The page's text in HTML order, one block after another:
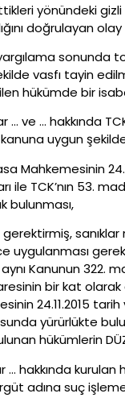
yönündeki gizli
doğrulayan
sonunda
vasfı tayin
hükümde bir
… ve … hakkında
kanuna uygun
Mahkemesinin
ile TCK’nın 53.
bulunması,
gerektirmiş,
uygulanması
Kanunun 322.
bir kat olarak
24.11.2015
yürürlükte
hükümlerin
… hakkında
adına suç